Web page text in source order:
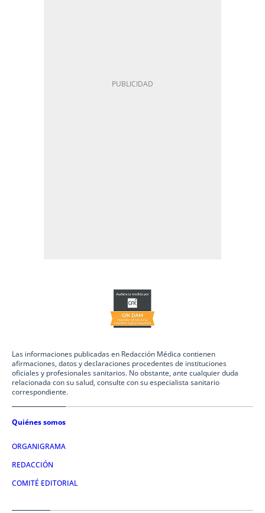
Las informaciones publicadas en Redacción Médica contienen
afirmaciones, datos y declaraciones procedentes de instituciones
oficiales y profesionales sanitarios. No obstante, ante cualquier duda
relacionada con su salud, consulte con su especialista sanitario
correspondiente.
Quiénes somos
ORGANIGRAMA
REDACCIÓN
COMITÉ EDITORIAL